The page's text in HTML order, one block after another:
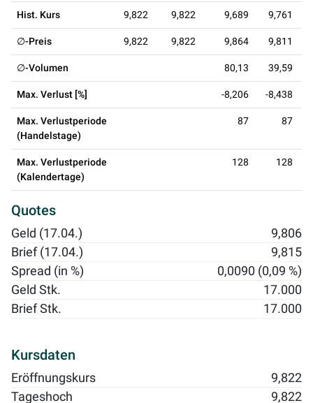
Hist. Kurs 9,822 9,822 9,689 9,761
∅-Preis 9,822 9,822 9,864 9,811
∅-Volumen 80,13 39,59
Max. Verlust [%] -8,206 -8,438
Max. Verlustperiode
(Handelstage)
87 87
Max. Verlustperiode
(Kalendertage)
128 128
Quotes
Geld (17.04.)
9,806
Brief (17.04.)
9,815
Spread (in %)
0,0090 (0,09 %)
Geld Stk.
17.000
Brief Stk.
17.000
Kursdaten
Eröffnungskurs
9,822
Tageshoch
9,822